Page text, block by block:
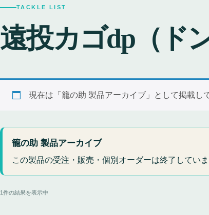
TACKLE LIST
遠投カゴdp（ド
現在は「籠の助 製品アーカイブ」として掲載し
籠の助 製品アーカイブ
この製品の受注・販売・個別オーダーは終了してい
1件の結果を表示中